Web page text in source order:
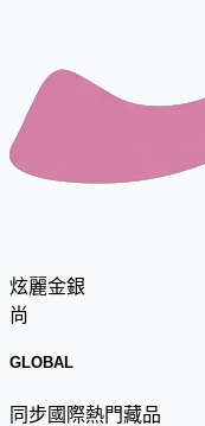
炫麗金銀
尚
GLOBAL
同步國際熱門藏品